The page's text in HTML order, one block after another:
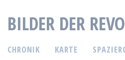
BILDER DER
CHRONIK KARTE